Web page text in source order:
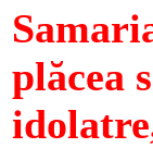
plăcea